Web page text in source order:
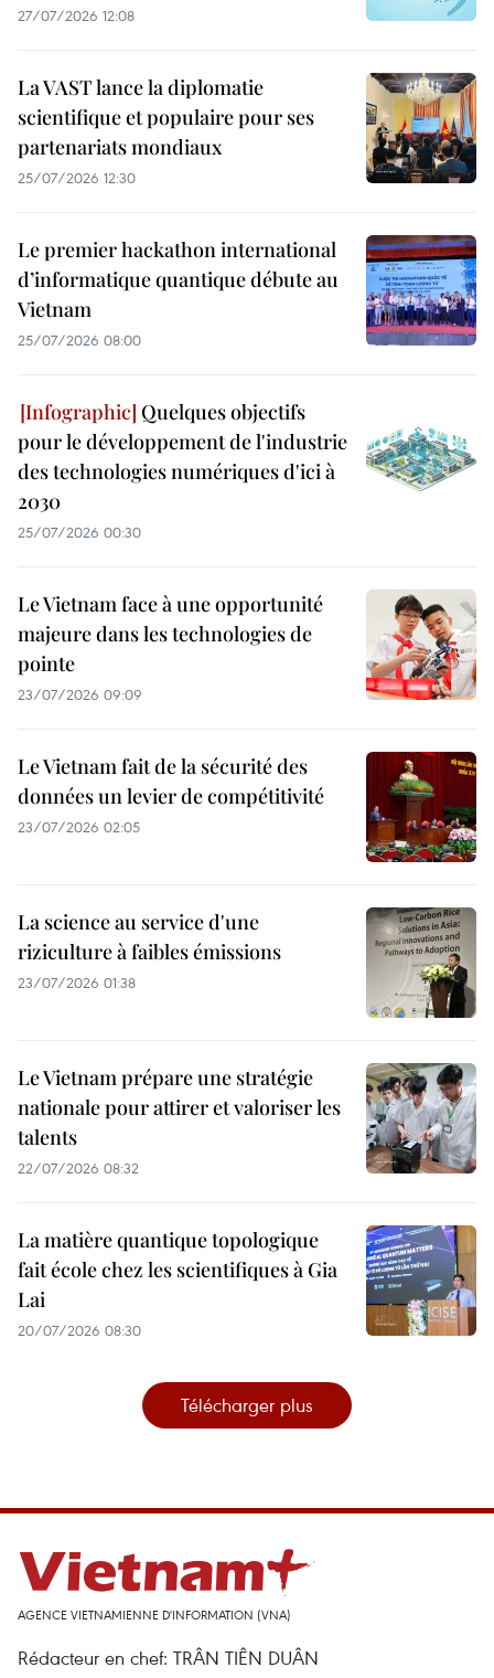
27/07/2026 12:08
La VAST lance la diplomatie
scientifique et populaire pour ses
partenariats mondiaux
25/07/2026 12:30
Le premier hackathon international
d’informatique quantique débute au
Vietnam
25/07/2026 08:00
Quelques objectifs
pour le développement de l'industrie
des technologies numériques d'ici à
2030
25/07/2026 00:30
Le Vietnam face à une opportunité
majeure dans les technologies de
pointe
23/07/2026 09:09
Le Vietnam fait de la sécurité des
données un levier de compétitivité
23/07/2026 02:05
La science au service d'une
riziculture à faibles émissions
23/07/2026 01:38
Le Vietnam prépare une stratégie
nationale pour attirer et valoriser les
talents
22/07/2026 08:32
La matière quantique topologique
fait école chez les scientifiques à Gia
Lai
20/07/2026 08:30
Télécharger plus
AGENCE VIETNAMIENNE D'INFORMATION (VNA)
Rédacteur en chef: TRÂN TIÊN DUÂN